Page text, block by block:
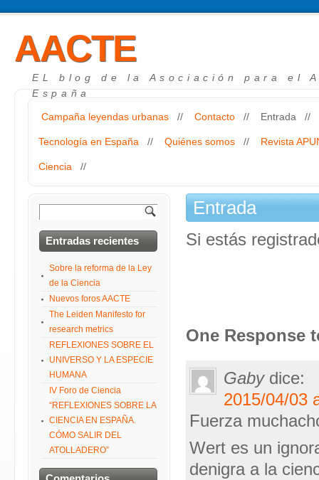
AACTE
EL blog de la Asociación para el
España
Campaña leyendas urbanas // Contacto // Entrada //
Tecnología en España // Quiénes somos // Revista
Ciencia //
Entrada
Si estás
One Response
Gaby dice:
2015/04/03
Fuerza
Wert es un
denigra a la
Entradas recientes
Sobre la reforma de la Ley
de la Ciencia
Nuevos foros AACTE
The Leiden Manifesto for
research metrics
REFLEXIONES SOBRE EL
UNIVERSO Y LA ESPECIE
HUMANA
IV Foro de Ciencia
“REFLEXIONES SOBRE LA
CIENCIA EN ESPAÑA.
CÓMO SALIR DEL
ATOLLADERO”